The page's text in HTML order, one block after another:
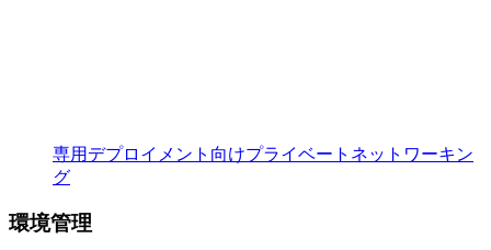
専用デプロイメント向けプライベートネットワーキン
グ
環境管理